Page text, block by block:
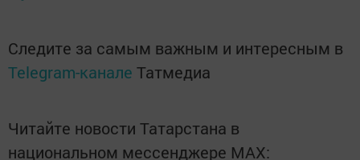
Следите за самым важным и интересным в
Telegram-канале Татмедиа
Читайте новости Татарстана в
национальном мессенджере MАХ: